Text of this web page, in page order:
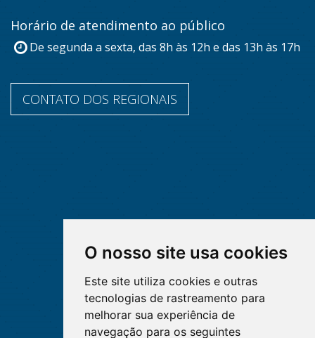
O nosso site usa cookies
Este site utiliza cookies e outras
tecnologias de rastreamento para
melhorar sua experiência de
navegação para os seguintes
Horário de atendimento ao público
De segunda a sexta, das 8h às 12h e das 13h às 17h
CONTATO DOS REGIONAIS